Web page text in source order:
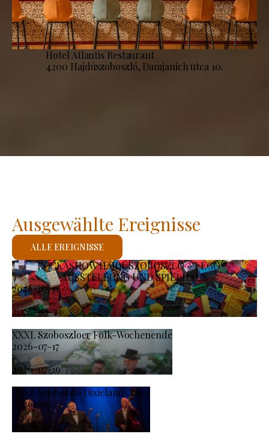
Hotel Atlantis Restaurant
4200 Hajdúszoboszló, Damjanich utca 10.
KOCKASHOW HAJDÚSZOBOSZLÓ – LEGO®-
AUSSTELLUNG UND SPIELHAUS
2026-07-11
-
2026-08-23
XXXI. Szoboszloer Folk-Wochenende
2026-07-17
-
2026-07-19
XXXI. Szoboszló Dixieland-Tage
2026-08-21
-
2026-08-23
Ausgewählte Ereignisse
ALLE EREIGNISSE